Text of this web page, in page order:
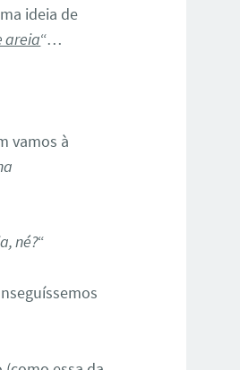
ideia de
areia“…
vamos à
né?“